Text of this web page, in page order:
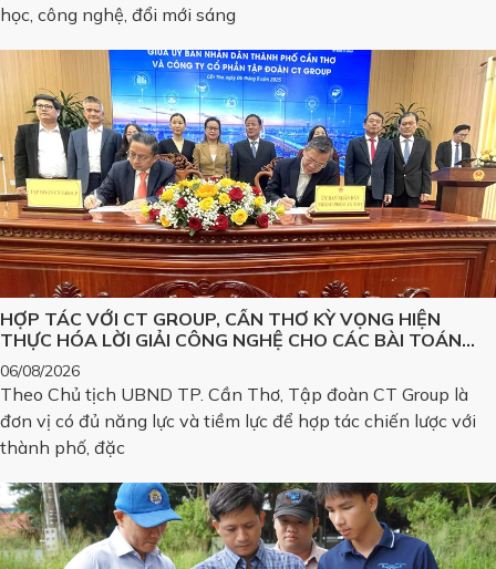
học, công nghệ, đổi mới sáng
HỢP TÁC VỚI CT GROUP, CẦN THƠ KỲ VỌNG HIỆN
THỰC HÓA LỜI GIẢI CÔNG NGHỆ CHO CÁC BÀI TOÁN
LỚN
06/08/2026
Theo Chủ tịch UBND TP. Cần Thơ, Tập đoàn CT Group là
đơn vị có đủ năng lực và tiềm lực để hợp tác chiến lược với
thành phố, đặc